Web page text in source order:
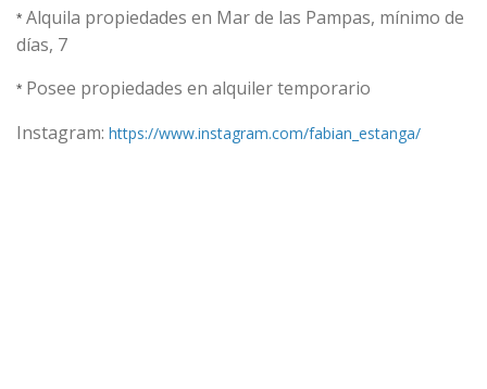
* Alquila propiedades en Mar de las Pampas, mínimo de
días, 7
* Posee propiedades en alquiler temporario
Instagram: https://www.instagram.com/fabian_estanga/